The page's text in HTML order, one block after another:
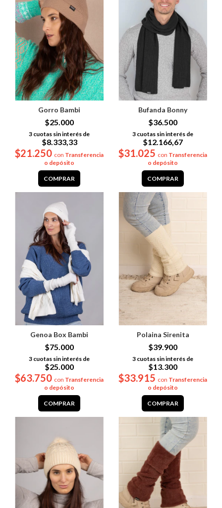
Gorro Bambi
$25.000
$21.250 con Transferencia
o depósito
3 cuotas sin interés de
$8.333,33
COMPRAR
Bufanda Bonny
$36.500
$31.025 con Transferencia
o depósito
3 cuotas sin interés de
$12.166,67
COMPRAR
Genoa Box Bambi
$75.000
$63.750 con Transferencia
o depósito
3 cuotas sin interés de
$25.000
COMPRAR
Polaina Sirenita
$39.900
$33.915 con Transferencia
o depósito
3 cuotas sin interés de
$13.300
COMPRAR